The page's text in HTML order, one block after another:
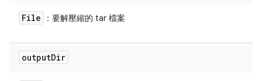
File ：要解壓縮的 tar 檔案
outputDir